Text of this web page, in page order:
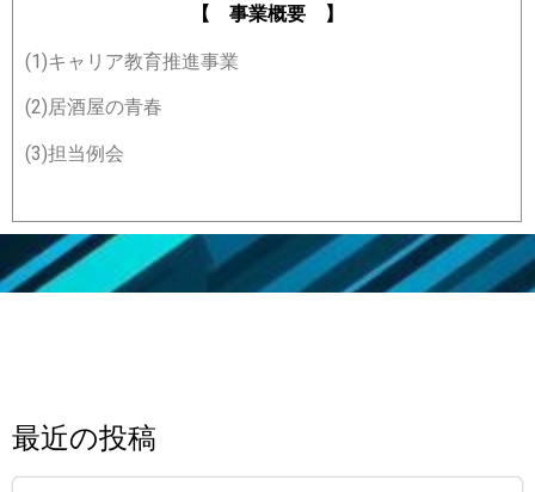
【 事業概要 】
(1)キャリア教育推進事業
(2)居酒屋の青春
(3)担当例会
最近の投稿